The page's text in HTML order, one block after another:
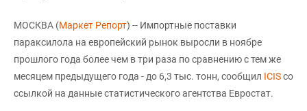
МОСКВА (Маркет Репорт) -- Импортные поставки
параксилола на европейский рынок выросли в ноябре
прошлого года более чем в три раза по сравнению с тем же
месяцем предыдущего года - до 6,3 тыс. тонн, сообщил ICISсо
ссылкой на данные статистического агентства Евростат.